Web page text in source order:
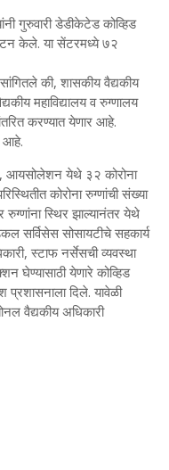
गुरुवारी डेडीकेटेड कोव्हिड
केले. या सेंटरमध्ये ७२
की, शासकीय वैद्यकीय
महाविद्यालय व रुग्णालय
करण्यात येणार आहे.
आहे.
आयसोलेशन येथे ३२ कोरोना
कोरोना रुग्णांची संख्या
स्थिर झाल्यानंतर येथे
सर्विसेस सोसायटीचे सहकार्य
स्टाफ नर्सेसची व्यवस्था
घेण्यासाठी येणारे कोव्हिड
प्रशासनाला दिले. यावेळी
वैद्यकीय अधिकारी